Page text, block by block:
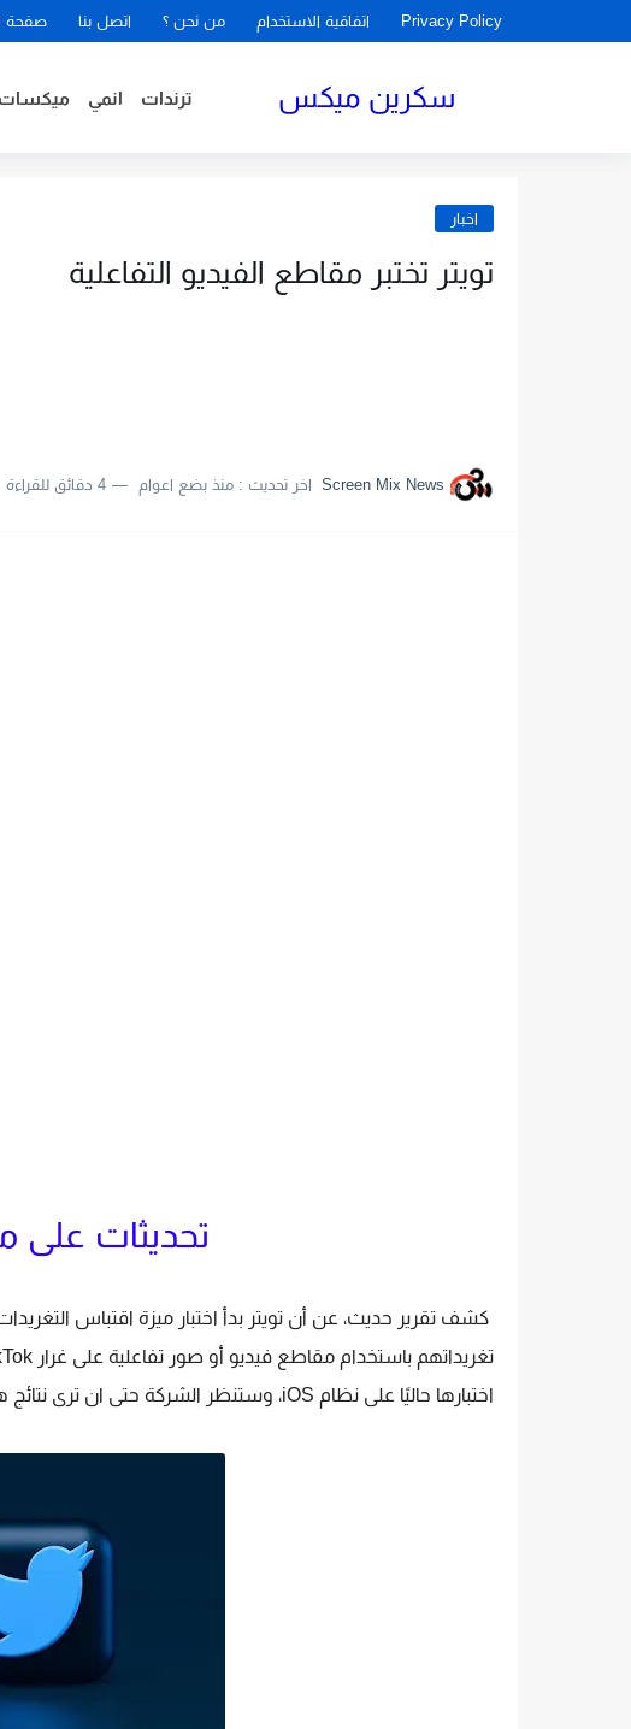
Privacy Policy اتفاقية الاستخدام من نحن ؟ اتصل بنا صفحة
سكرين ميكس ترندات انمي ميكسات
اخبار
تويتر تختبر مقاطع الفيديو التفاعلية
Screen Mix News اخر تحديث :منذ بضع اعوام 4 دقائق للقراءة
تحديثات على
كشف تقرير حديث، عن أن تويتر بدأ اختبار ميزة اقتباس
اختبارها حاليًا على نظام iOS، وستنظر الشركة حتى ان ترى نتائج هذا الاختبار لتوضح بعد ذلك خط سير الميزة.